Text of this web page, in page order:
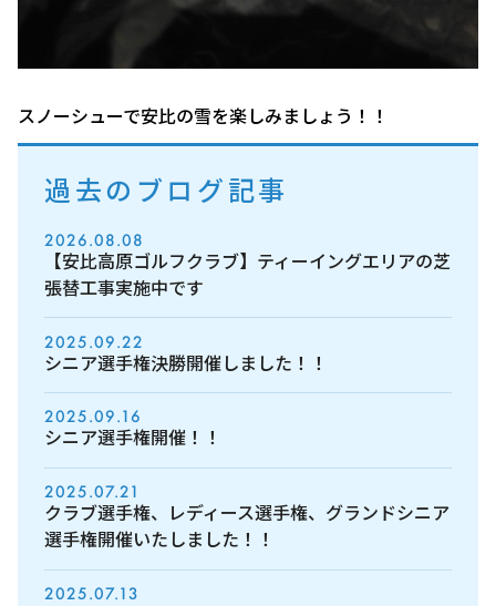
スノーシューで安比の雪を楽しみましょう！！
過去のブログ記事
2026.08.08
【安比高原ゴルフクラブ】ティーイングエリアの芝
張替工事実施中です
2025.09.22
シニア選手権決勝開催しました！！
2025.09.16
シニア選手権開催！！
2025.07.21
クラブ選手権、レディース選手権、グランドシニア
選手権開催いたしました！！
2025.07.13